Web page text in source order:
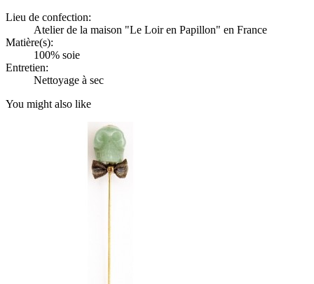
Lieu de confection:
Atelier de la maison "Le Loir en Papillon" en France
Matière(s):
100% soie
Entretien:
Nettoyage à sec
You might also like